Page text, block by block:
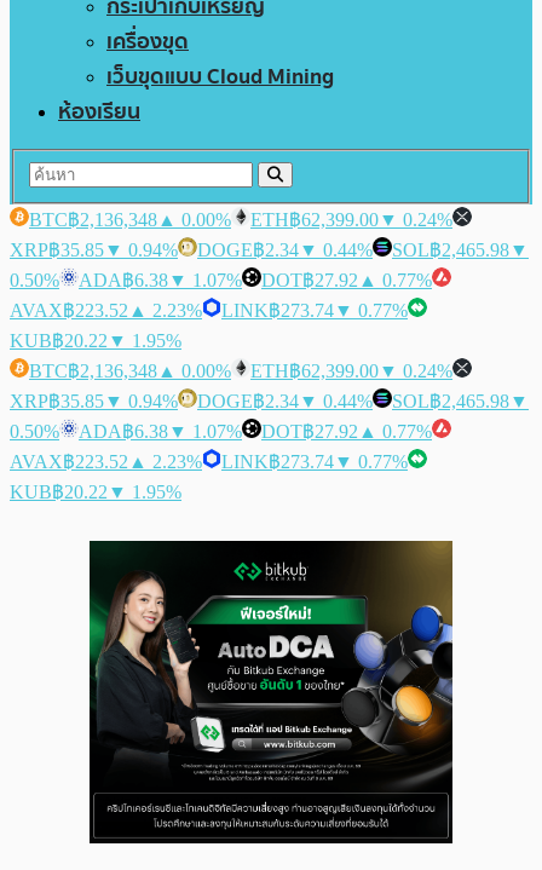
เครื่องขุด
เว็บขุดแบบ Cloud Mining
ห้องเรียน
BTC฿2,136,348 ▲ 0.00% ETH฿62,399.00▼ 0.24%
XRP฿35.85▼ 0.94% DOGE฿2.34▼ 0.44% SOL฿2,465.98▼
0.50%
ADA฿6.38▼ 1.07% DOT฿27.92 ▲ 0.77%
AVAX฿223.52 ▲ 2.23% LINK฿273.74▼ 0.77%
KUB฿20.22 ▼ 1.95%
BTC฿2,136,348 ▲ 0.00% ETH฿62,399.00▼ 0.24%
XRP฿35.85▼ 0.94% DOGE฿2.34▼ 0.44% SOL฿2,465.98▼
0.50%
ADA฿6.38▼ 1.07% DOT฿27.92 ▲ 0.77%
AVAX฿223.52 ▲ 2.23% LINK฿273.74▼ 0.77%
KUB฿20.22 ▼ 1.95%